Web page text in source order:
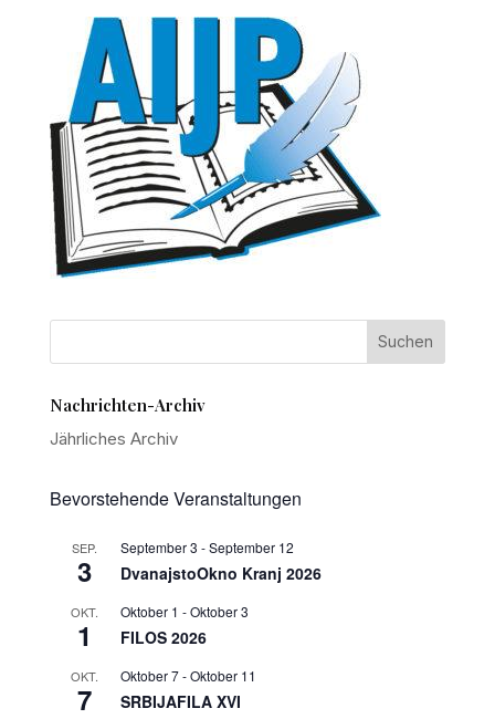
Nachrichten-Archiv
Jährliches Archiv
Bevorstehende Veranstaltungen
SEP.
3
September 3 -September 12
DvanajstoOkno Kranj 2026
OKT.
1
Oktober 1 -Oktober 3
FILOS 2026
OKT.
7
Oktober 7-Oktober 11
SRBIJAFILA XVI